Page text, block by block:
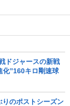
ドジャースの新戦
化”160キロ剛速球
のポストシーズン